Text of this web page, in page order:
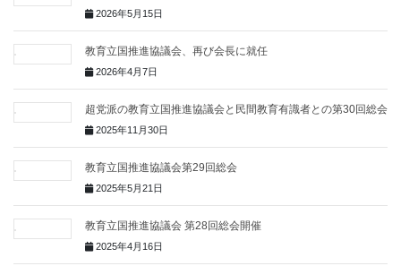
2026年5月15日
教育立国推進協議会、再び会長に就任
2026年4月7日
超党派の教育立国推進協議会と民間教育有識者との第30回総会
2025年11月30日
教育立国推進協議会第29回総会
2025年5月21日
教育立国推進協議会 第28回総会開催
2025年4月16日